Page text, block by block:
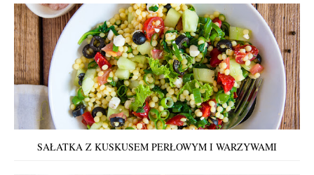
SAŁATKA Z KUSKUSEM PERŁOWYM I WARZYWAMI